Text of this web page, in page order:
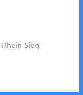
Rhein-Sieg-